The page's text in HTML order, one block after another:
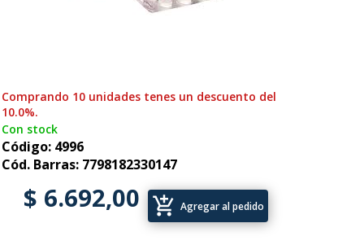
Comprando 10 unidades tenes un descuento del
10.0%.
Con stock
Código: 4996
Cód. Barras: 7798182330147
$ 6.692,00 add_shopping_cart Agregar al pedido